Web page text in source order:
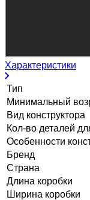
Характеристики
Тип
Минимальный
Вид конструктора
Кол-во деталей
Особенности
Бренд
Страна
Длина коробки
Ширина коробки